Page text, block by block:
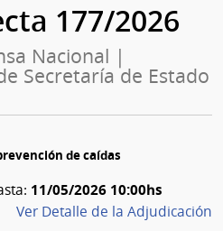
177/2026
Nacional |
Secretaría de Estado
de caídas
11/05/2026 10:00hs
Ver Detalle de la Adjudicación